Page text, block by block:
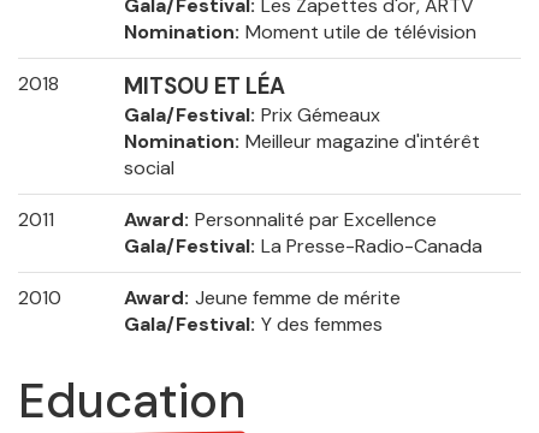
Nomination Moment utile de télévision
2018 MITSOU ET LÉA
Gala/Festival Prix Gémeaux
Nomination Meilleur magazine d'intérêt
social
2011 Award Personnalité par Excellence
Gala/Festival La Presse-Radio-Canada
2010 Award Jeune femme de mérite
Gala/Festival Y des femmes
Education